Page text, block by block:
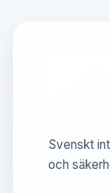
Svenskt
och